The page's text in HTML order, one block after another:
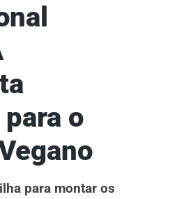
o
para montar os